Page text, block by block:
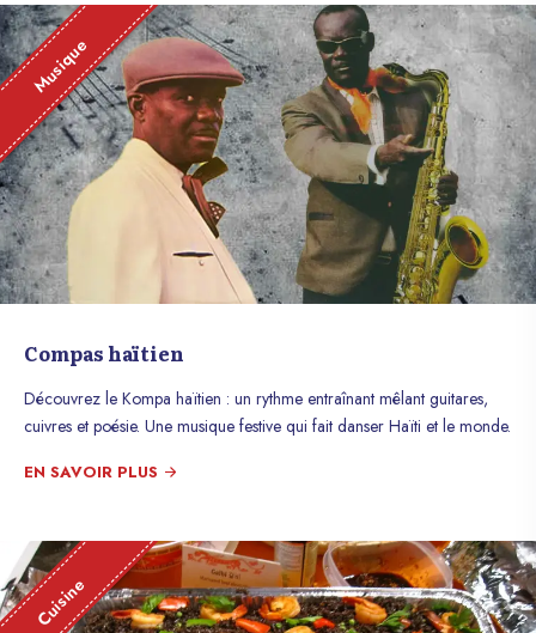
Musique
Compas haïtien
Découvrez le Kompa haïtien : un rythme entraînant mêlant guitares,
cuivres et poésie. Une musique festive qui fait danser Haïti et le monde.
EN SAVOIR PLUS
Cuisine